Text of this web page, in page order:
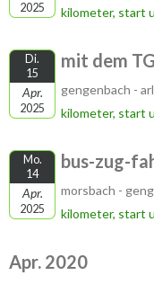
2025
kilometer, start
Di.
15
Apr.
2025
mit dem
gengenbach -
kilometer, start
Mo.
14
Apr.
2025
bus-zug-
morsbach -
kilometer, start
Apr. 2020